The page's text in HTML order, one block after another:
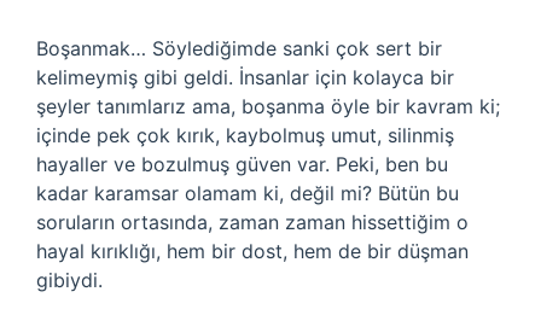
Boşanmak… Söylediğimde sanki çok sert bir
kelimeymiş gibi geldi. İnsanlar için kolayca bir
şeyler tanımlarız ama, boşanma öyle bir kavram ki;
içinde pek çok kırık, kaybolmuş umut, silinmiş
hayaller ve bozulmuş güven var. Peki, ben bu
kadar karamsar olamam ki, değil mi? Bütün bu
soruların ortasında, zaman zaman hissettiğim o
hayal kırıklığı, hem bir dost, hem de bir düşman
gibiydi.